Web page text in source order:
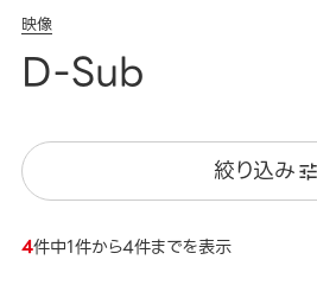
映像
D-Sub
絞り込み
4件中1件から4件までを表示